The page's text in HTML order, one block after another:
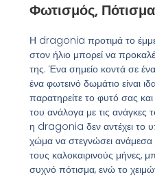
Φωτισμός,
Η dragonia προτιμά το
στον ήλιο μπορεί να
της. Ένα σημείο κοντά σε
ένα φωτεινό δωμάτιο είναι
παρατηρείτε το φυτό σας
του ανάλογα με τις
η dragonia δεν αντέχει το
χώμα να στεγνώσει
τους καλοκαιρινούς μήνες,
συχνό πότισμα, ενώ το